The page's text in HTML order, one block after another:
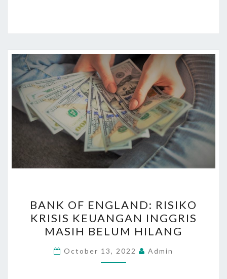
I
E
M
P
A
T
I
N
V
E
A
S
I
T
E
A
N
K
O
F
BANK OF ENGLAND: RISIKO
KRISIS KEUANGAN INGGRIS
MASIH BELUM HILANG
October 13, 2022 Admin